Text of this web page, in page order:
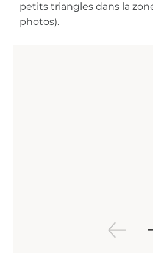
petits triangles dans la
photos).